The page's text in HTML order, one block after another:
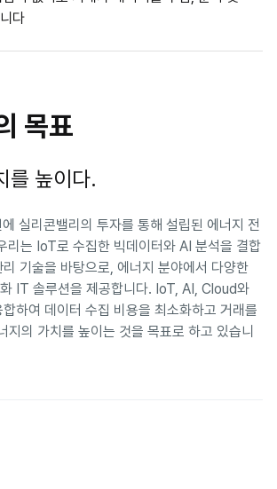
다
목표
를 높이다.
실리콘밸리의 투자를 통해 설립된 에너지 전
리는 IoT로 수집한 빅데이터와 AI 분석을 결합
기술을 바탕으로, 에너지 분야에서 다양한
IT 솔루션을 제공합니다. IoT, AI, Cloud와
하여 데이터 수집 비용을 최소화하고 거래를
지의 가치를 높이는 것을 목표로 하고 있습니